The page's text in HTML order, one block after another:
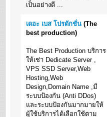
เป็นอย่างดี ...
เดอะ เบส โปรดักชั่น (The
best production)
The Best Production บริการ
ให้เช่า Dedicate Server ,
VPS SSD Server,Web
Hosting,Web
Design,Domain Name ,มี
ระบบป้องกัน (Anti DDos)
และระบบป้องกันมากมายให้
ผู้ใช้บริการได้เลือกใช้ตาม